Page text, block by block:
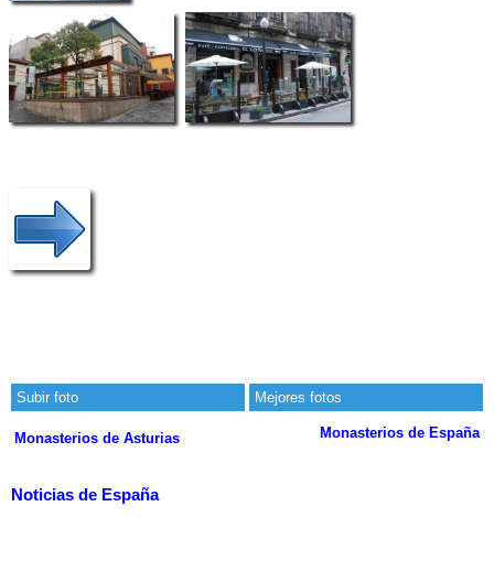
Subir foto Mejores fotos
Monasterios de Asturias Monasterios de España
Noticias de España